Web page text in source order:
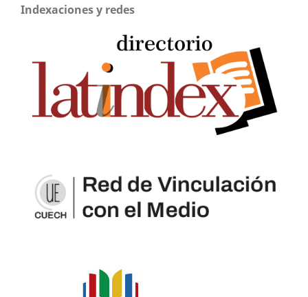
Indexaciones y redes